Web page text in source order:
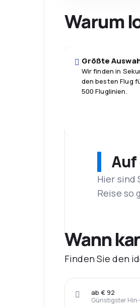
Warum
Größte
Wir finden in
den besten Flug
500 Fluglinien.
Auf
Hier sind
Reise so
Wann
Finden Sie den
Günstigster
ab € 92